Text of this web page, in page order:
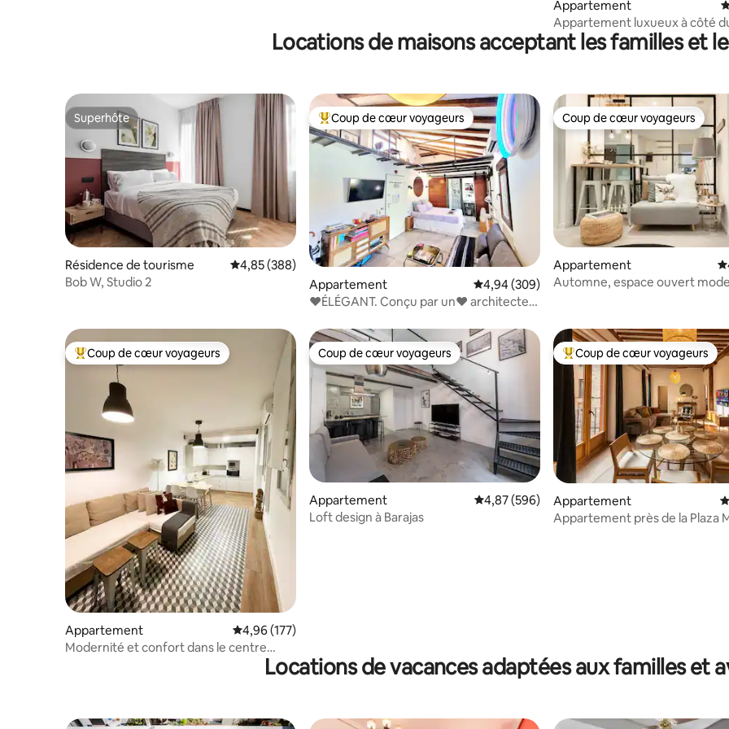
Appartement
Appartement luxueux à côté
d'Or de l'Art
Locations de maisons acceptant les familles et
Superhôte
Superhôte
Résidence de tourisme Évaluation moyenne sur la base de 388 commentaires : 4,85 sur 5
4,85 (388)
Bob W, Studio 2
Coups de cœur voyageurs les plus appréciés
Coup de cœur voyageurs
Appartement Évaluation moyenne sur la base de 309
4,94 (309)
♥ÉLÉGANT. Conçu par un♥ architecte.
Coup de cœur voyageurs
Coup de cœur voyageurs
Appartement
Automne, espace ouvert
Coups de cœur voyageurs les plus appréciés
Coup de cœur voyageurs
Appartement Évaluation moyenne sur la base de 177 commentaires : 4,96 sur 5
4,96 (177)
Modernité et confort dans le centre
Coup de cœur voyageurs
Coup de cœur voyageurs
Appartement Évaluation moyenne sur la base de 596
4,87 (596)
Loft design à Barajas
Coups de cœur voyageurs les
Coup de cœur voyageurs
Appartement
Appartement près de la Plaza
Locations de vacances adaptées aux familles et